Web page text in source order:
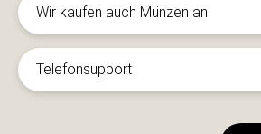
Wir kaufen auch Münzen an
Telefonsupport